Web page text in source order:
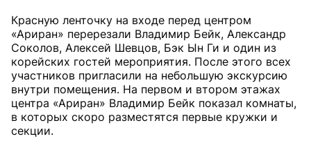
Красную ленточку на входе перед центром
«Ариран» перерезали Владимир Бейк, Александр
Соколов, Алексей Шевцов, Бэк Ын Ги и один из
корейских гостей мероприятия. После этого всех
участников пригласили на небольшую экскурсию
внутри помещения. На первом и втором этажах
центра «Ариран» Владимир Бейк показал комнаты,
в которых скоро разместятся первые кружки и
секции.